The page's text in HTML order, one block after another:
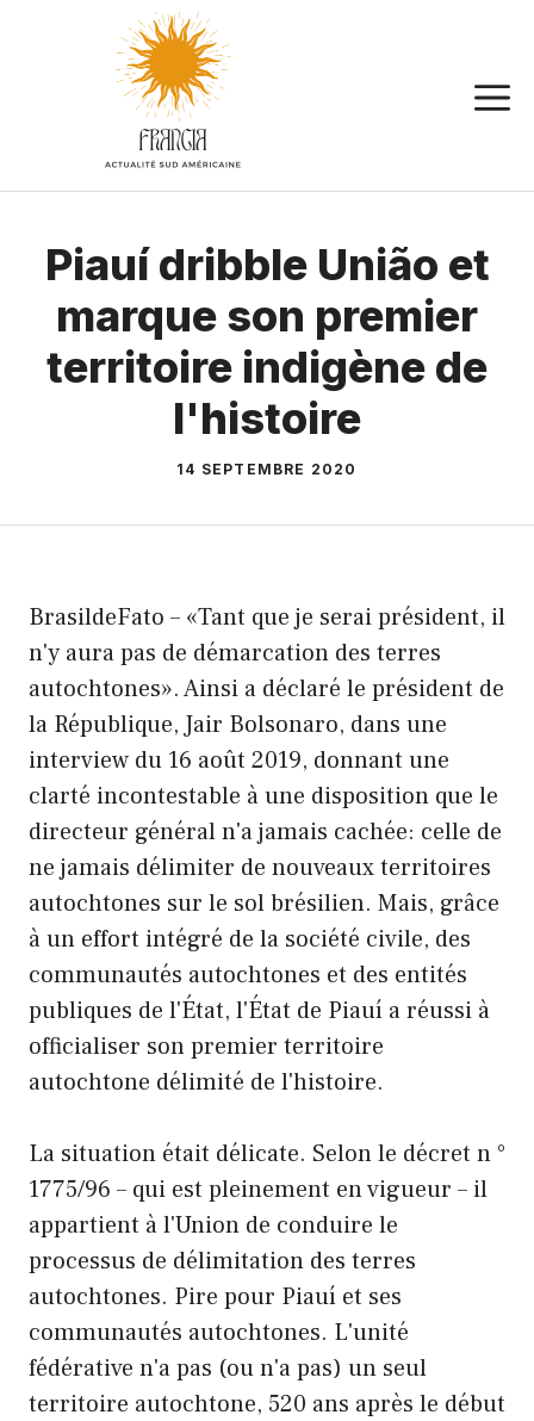
Piauí dribble União et
marque son premier
territoire indigène de
l'histoire
14 SEPTEMBRE 2020
BrasildeFato – «Tant que je serai président, il
n'y aura pas de démarcation des terres
autochtones». Ainsi a déclaré le président de
la République, Jair Bolsonaro, dans une
interview du 16 août 2019, donnant une
clarté incontestable à une disposition que le
directeur général n'a jamais cachée: celle de
ne jamais délimiter de nouveaux territoires
autochtones sur le sol brésilien. Mais, grâce
à un effort intégré de la société civile, des
communautés autochtones et des entités
publiques de l'État, l'État de Piauí a réussi à
officialiser son premier territoire
autochtone délimité de l'histoire.
La situation était délicate. Selon le décret n °
1775/96 – qui est pleinement en vigueur – il
appartient à l'Union de conduire le
processus de délimitation des terres
autochtones. Pire pour Piauí et ses
communautés autochtones. L'unité
fédérative n'a pas (ou n'a pas) un seul
territoire autochtone, 520 ans après le début